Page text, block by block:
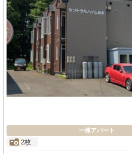
一棟アパート
2枚